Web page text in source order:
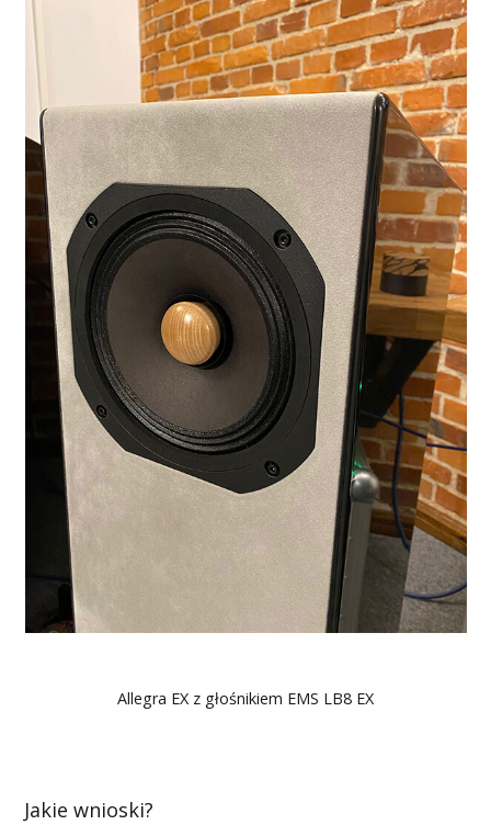
Allegra EX z głośnikiem EMS LB8 EX
Jakie wnioski?